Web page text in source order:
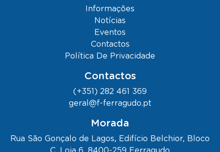
Informações
Notícias
Eventos
Contactos
Política De Privacidade
Contactos
(+351) 282 461 369
geral@f-ferragudo.pt
Morada
Rua São Gonçalo de Lagos, Edifício Belchior, Bloco